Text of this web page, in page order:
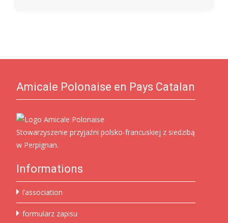
Amicale Polonaise en Pays Catalan
Stowarzyszenie przyjaźni polsko-francuskiej z siedzibą
w Perpignan.
Informations
l’association
formularz zapisu